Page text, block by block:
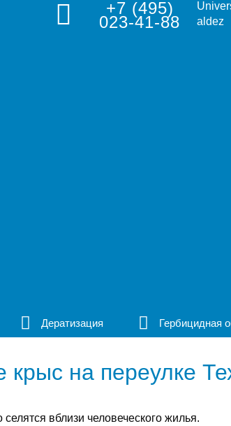
+7 (495)
023-41-88
aldez
Дератизация Гербицидная
крыс на переулке
вблизи человеческого жилья.